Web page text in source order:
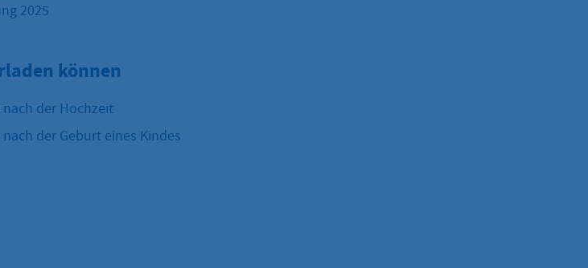
2025
können
der Hochzeit
der Geburt eines Kindes